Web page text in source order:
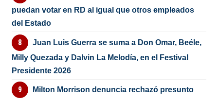
puedan votar en RD al igual que otros empleados
del Estado
Juan Luis Guerra se suma a Don Omar, Beéle,
Milly Quezada y Dalvin La Melodía, en el Festival
Presidente 2026
Milton Morrison denuncia rechazó presunto